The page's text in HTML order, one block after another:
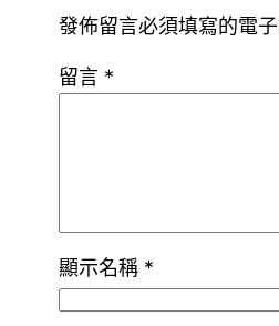
發佈留言必須填寫的電
留言 *
顯示名稱 *